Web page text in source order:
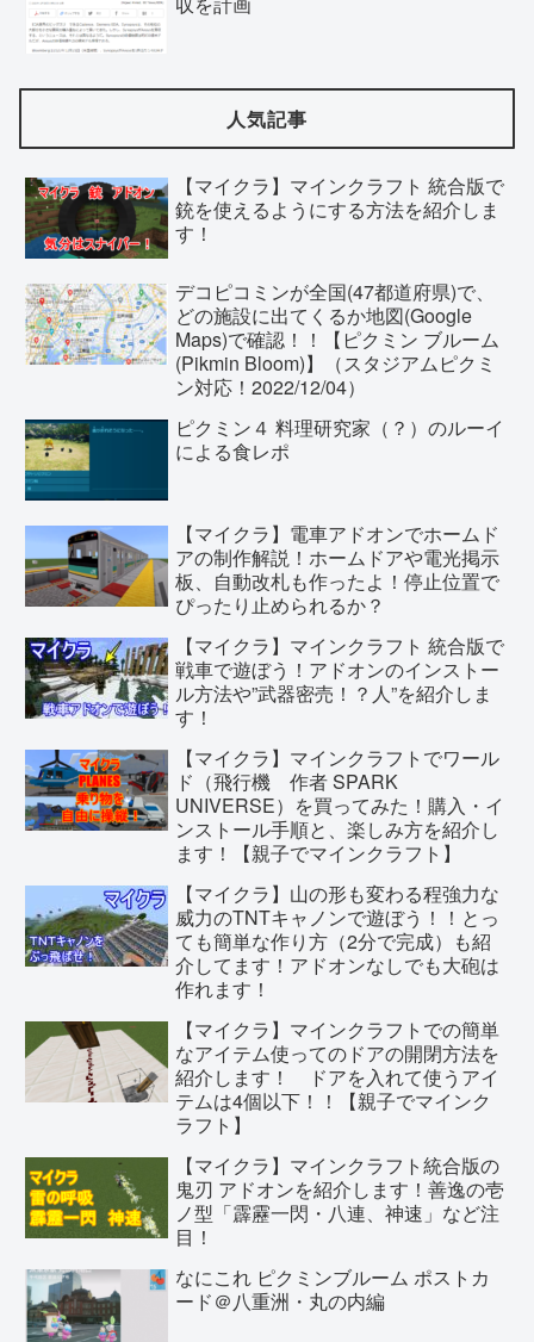
人気記事
【マイクラ】マインクラフト 統合版で
銃を使えるようにする方法を紹介しま
す！
デコピコミンが全国(47都道府県)で、
どの施設に出てくるか地図(Google
Maps)で確認！！【ピクミン ブルーム
(Pikmin Bloom)】（スタジアムピクミ
ン対応！2022/12/04）
ピクミン４ 料理研究家（？）のルーイ
による食レポ
【マイクラ】電車アドオンでホームド
アの制作解説！ホームドアや電光掲示
板、自動改札も作ったよ！停止位置で
ぴったり止められるか？
【マイクラ】マインクラフト 統合版で
戦車で遊ぼう！アドオンのインストー
ル方法や”武器密売！？人”を紹介しま
す！
【マイクラ】マインクラフトでワール
ド（飛行機 作者 SPARK
UNIVERSE）を買ってみた！購入・イ
ンストール手順と、楽しみ方を紹介し
ます！【親子でマインクラフト】
【マイクラ】山の形も変わる程強力な
威力のTNTキャノンで遊ぼう！！とっ
ても簡単な作り方（2分で完成）も紹
介してます！アドオンなしでも大砲は
作れます！
【マイクラ】マインクラフトでの簡単
なアイテム使ってのドアの開閉方法を
紹介します！ ドアを入れて使うアイ
テムは4個以下！！【親子でマインク
ラフト】
【マイクラ】マインクラフト統合版の
鬼刃 アドオンを紹介します！善逸の壱
ノ型「霹靂一閃・八連、神速」など注
目！
なにこれ ピクミンブルーム ポストカ
ード＠八重洲・丸の内編